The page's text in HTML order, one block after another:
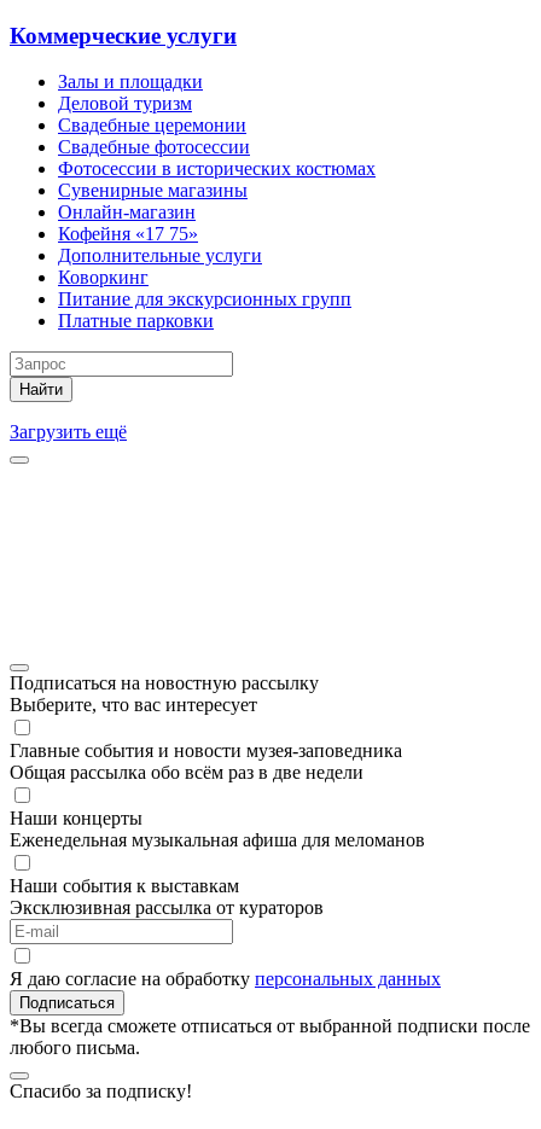
Коммерческие услуги
Залы и площадки
Деловой туризм
Свадебные церемонии
Свадебные фотосессии
Фотосессии в исторических костюмах
Сувенирные магазины
Онлайн-магазин
Кофейня «17 75»
Дополнительные услуги
Коворкинг
Питание для экскурсионных групп
Платные парковки
Найти
Загрузить ещё
Подписаться на новостную рассылку
Выберите, что вас интересует
Главные события и новости музея-заповедника
Общая рассылка обо всём раз в две недели
Наши концерты
Еженедельная музыкальная афиша для меломанов
Наши события к выставкам
Эксклюзивная рассылка от кураторов
Я даю согласие на обработку персональных данных
Подписаться
*Вы всегда сможете отписаться от выбранной подписки после
любого письма.
Спасибо за подписку!